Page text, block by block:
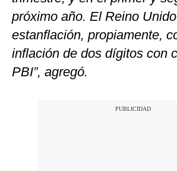
próximo año. El Reino
estanflación, propiamente,
inflación de dos dígitos con
PBI”, agregó.